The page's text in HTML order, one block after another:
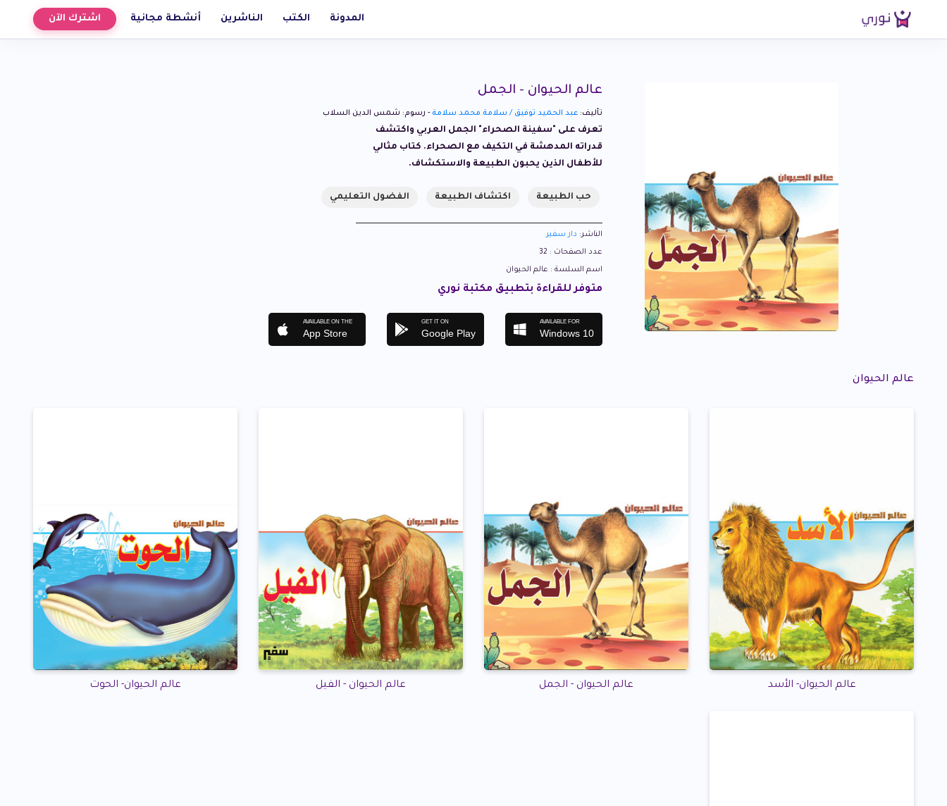
المدونة الكتب الناشرين أنشطة مجانية اشترك الآن
عالم الحيوان - الجمل
تأليف: عبد الحميد توفيق / سلامة محمد سلامة - رسوم: شمس الدين السلاب
تعرف على "سفينة الصحراء" الجمل العربي واكتشف
قدراته المدهشة في التكيف مع الصحراء. كتاب مثالي
للأطفال الذين يحبون الطبيعة والاستكشاف.
حب الطبيعة اكتشاف الطبيعة الفضول التعليمي
الناشر: دار سفير
عدد الصفحات : 32
اسم السلسة : عالم الحيوان
متوفر للقراءة بتطبيق مكتبة نوري
AVAILABLE ON THE
App Store
GET IT ON
Google Play
AVAILABLE FOR
Windows 10
عالم الحيوان
عالم الحيوان- الأسد عالم الحيوان - الجمل عالم الحيوان - الفيل عالم الحيوان- الحوت